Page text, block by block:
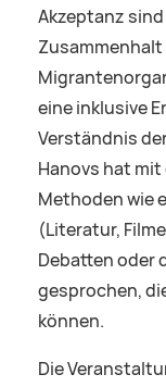
Akzeptanz
eine inklusive
Verständnis
Hanovs hat
Methoden wie
(Literatur,
Debatten oder
gesprochen,
können.
Die